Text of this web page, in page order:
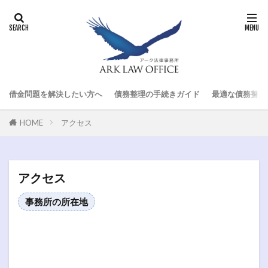
借金問題を解決したい方へ 債務整理の手続きガイド 最適な債務整
HOME アクセス
アクセス
事務所の所在地